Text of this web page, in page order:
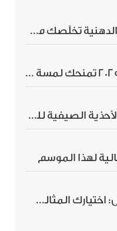
5 ماسكات طبيعية للبشرة الدهنية تخلّصك من الحبوب بسرعة
قبعات رجالية موضة صيف 2025 تمنحك لمسة أناقة استثنائية
4 تصاميم رائجة في موضة الأحذية الصيفية للرجال هذا الموسم
لهذا الموسم
موضة الألوان الفاتحة للرجال: اختيارك المثالي لإطلالة صيفية مبهرة